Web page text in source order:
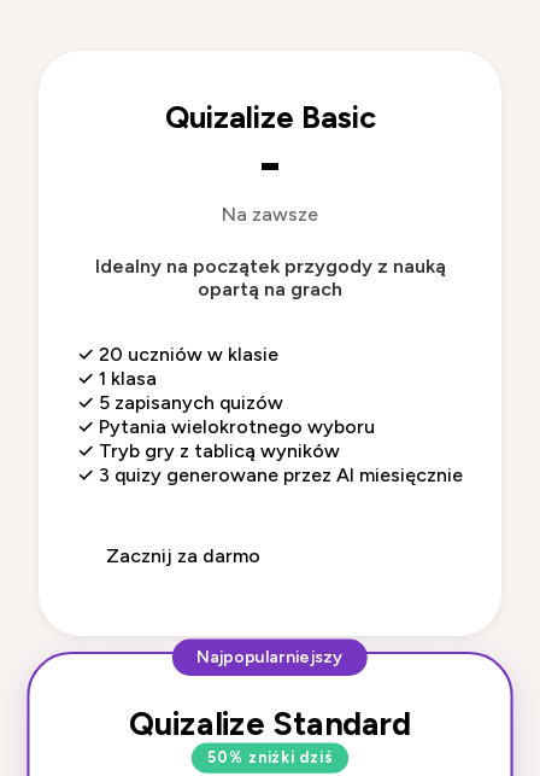
Quizalize Basic
-
Na zawsze
Idealny na początek przygody z nauką
opartą na grach
✓ 20 uczniów w klasie
✓ 1 klasa
✓ 5 zapisanych quizów
✓ Pytania wielokrotnego wyboru
✓ Tryb gry z tablicą wyników
✓ 3 quizy generowane przez AI miesięcznie
Zacznij za darmo
Najpopularniejszy
Quizalize Standard
50% zniżki dziś